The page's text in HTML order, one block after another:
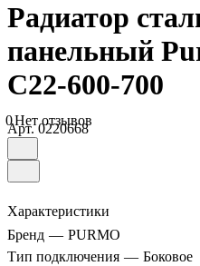
Радиатор
панельный
C22-600-700
0Нет отзывов
Арт.0220668
Характеристики
Бренд — PURMO
Тип подключения — Боковое